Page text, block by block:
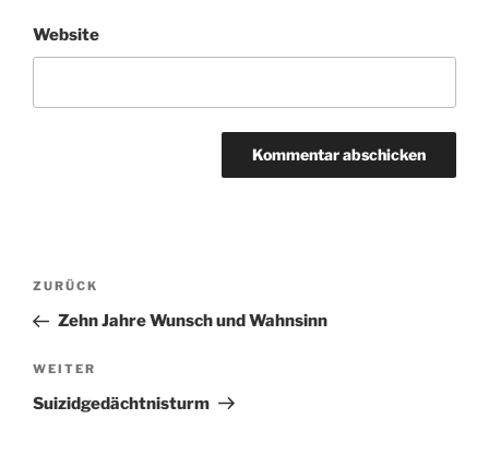
Website
Beitragsnavigation
Vorheriger
Beitrag
ZURÜCK
Zehn Jahre Wunsch und Wahnsinn
Nächster
Beitrag
WEITER
Suizidgedächtnisturm